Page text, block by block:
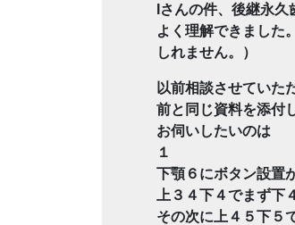
Iさんの件、後継永
よく理解できました
しれません。）
以前相談させていた
前と同じ資料を添付
お伺いしたいのは
１
下顎６にボタン設置
上３４下４でまず下
その次に上４５下５